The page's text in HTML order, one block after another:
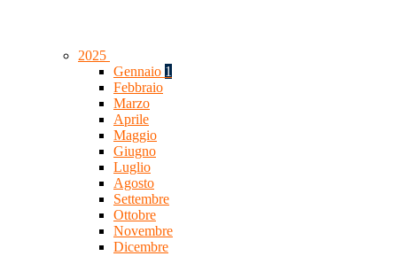
2025
Gennaio 1
Febbraio
Marzo
Aprile
Maggio
Giugno
Luglio
Agosto
Settembre
Ottobre
Novembre
Dicembre